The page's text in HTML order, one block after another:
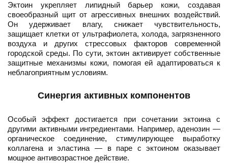
Эктоин укрепляет липидный барьер кожи, создавая
своеобразный щит от агрессивных внешних воздействий.
Он удерживает влагу, снижает чувствительность,
защищает клетки от ультрафиолета, холода, загрязненного
воздуха и других стрессовых факторов современной
городской среды. По сути, эктоин активирует собственные
защитные механизмы кожи, помогая ей адаптироваться к
неблагоприятным условиям.
Синергия активных компонентов
Особый эффект достигается при сочетании эктоина с
другими активными ингредиентами. Например, аденозин —
органическое соединение, стимулирующее выработку
коллагена и эластина — в паре с эктоином оказывает
мощное антивозрастное действие.